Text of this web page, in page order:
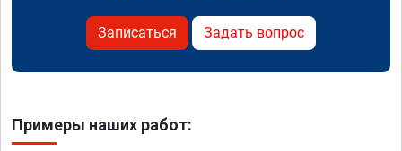
Записаться Задать вопрос
Примеры наших работ: